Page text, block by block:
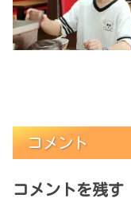
コメント
コメントを残す